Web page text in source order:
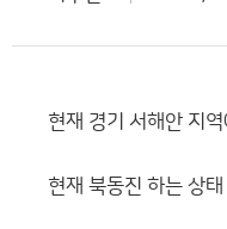
현재 경기 서해안 지
현재 북동진 하는 상